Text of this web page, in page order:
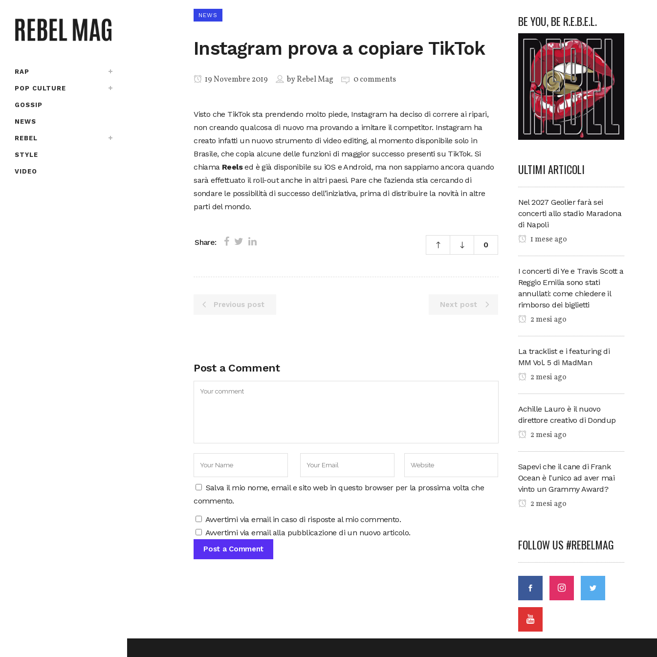
RAP
POP CULTURE
GOSSIP
NEWS
REBEL
STYLE
VIDEO
NEWS
Instagram prova a copiare TikTok
19 Novembre 2019 byRebel Mag 0 comments
Visto che TikTok sta prendendo molto piede, Instagram ha deciso di correre ai ripari,
non creando qualcosa di nuovo ma provando a imitare il competitor. Instagram ha
creato infatti un nuovo strumento di video editing, al momento disponibile solo in
Brasile, che copia alcune delle funzioni di maggior successo presenti su TikTok. Si
chiama Reelsed è già disponibile su iOS e Android, ma non sappiamo ancora quando
sarà effettuato il roll-out anche in altri paesi. Pare che l’azienda stia cercando di
sondare le possibilità di successo dell’iniziativa, prima di distribuire la novità in altre
parti del mondo.
Share: 0
Previous post Next post
Post a Comment
Salva il mio nome, email e sito web in questo browser per la prossima volta che
commento.
Avvertimi via email in caso di risposte al mio commento.
Avvertimi via email alla pubblicazione di un nuovo articolo.
BE YOU, BE R.E.B.E.L.
ULTIMI ARTICOLI
Nel 2027 Geolier farà sei
concerti allo stadio Maradona
di Napoli
1 mese ago
I concerti di Ye e Travis Scott a
Reggio Emilia sono stati
annullati: come chiedere il
rimborso dei biglietti
2 mesi ago
La tracklist e i featuring di
MM Vol. 5 di MadMan
2 mesi ago
Achille Lauro è il nuovo
direttore creativo di Dondup
2 mesi ago
Sapevi che il cane di Frank
Ocean è l’unico ad aver mai
vinto un Grammy Award?
2 mesi ago
FOLLOW US #REBELMAG